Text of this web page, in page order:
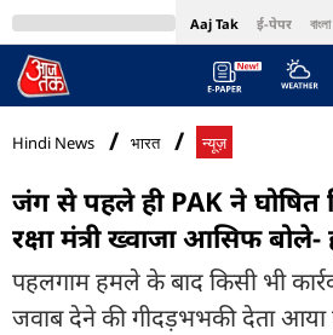
Aaj Tak ई-पेपर বাংলা
MumbaiTak Cosmopolitan
Hindi News भारत न्यूज़
जंग से पहले ही PAK ने घोषित
रक्षा मंत्री ख्वाजा आसिफ
पहलगाम हमले के बाद किसी भी
जवाब देने की गीदड़भभकी देता आया